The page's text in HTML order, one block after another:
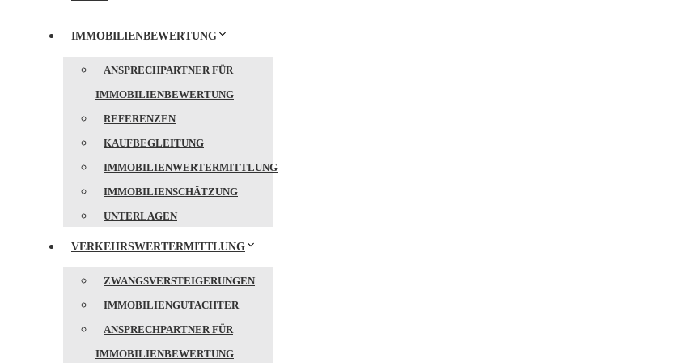
IMMOBILIENBEWERTUNG
ANSPRECHPARTNER FÜR
IMMOBILIENBEWERTUNG
REFERENZEN
KAUFBEGLEITUNG
IMMOBILIENWERTERMITTLUNG
IMMOBILIENSCHÄTZUNG
UNTERLAGEN
VERKEHRSWERTERMITTLUNG
ZWANGSVERSTEIGERUNGEN
IMMOBILIENGUTACHTER
ANSPRECHPARTNER FÜR
IMMOBILIENBEWERTUNG